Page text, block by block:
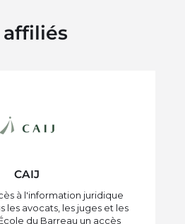
CAIJ
à l'information juridique
les avocats, les juges et les
du Barreau un accès